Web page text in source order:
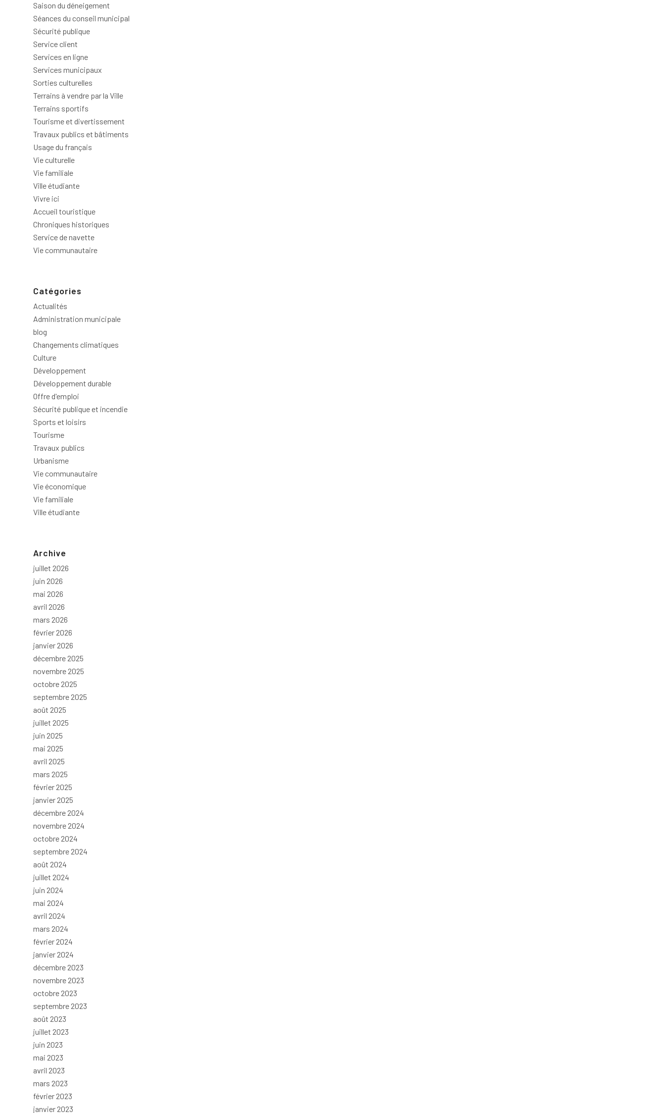
Saison du déneigement
Séances du conseil municipal
Sécurité publique
Service client
Services en ligne
Services municipaux
Sorties culturelles
Terrains à vendre par la Ville
Terrains sportifs
Tourisme et divertissement
Travaux publics et bâtiments
Usage du français
Vie culturelle
Vie familiale
Ville étudiante
Vivre ici
Accueil touristique
Chroniques historiques
Service de navette
Vie communautaire
Catégories
Actualités
Administration municipale
blog
Changements climatiques
Culture
Développement
Développement durable
Offre d'emploi
Sécurité publique et incendie
Sports et loisirs
Tourisme
Travaux publics
Urbanisme
Vie communautaire
Vie économique
Vie familiale
Ville étudiante
Archive
juillet 2026
juin 2026
mai 2026
avril 2026
mars 2026
février 2026
janvier 2026
décembre 2025
novembre 2025
octobre 2025
septembre 2025
août 2025
juillet 2025
juin 2025
mai 2025
avril 2025
mars 2025
février 2025
janvier 2025
décembre 2024
novembre 2024
octobre 2024
septembre 2024
août 2024
juillet 2024
juin 2024
mai 2024
avril 2024
mars 2024
février 2024
janvier 2024
décembre 2023
novembre 2023
octobre 2023
septembre 2023
août 2023
juillet 2023
juin 2023
mai 2023
avril 2023
mars 2023
février 2023
janvier 2023